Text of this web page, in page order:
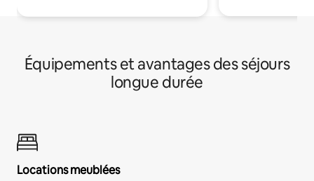
Équipements et avantages des séjours
longue durée
Locations meublées